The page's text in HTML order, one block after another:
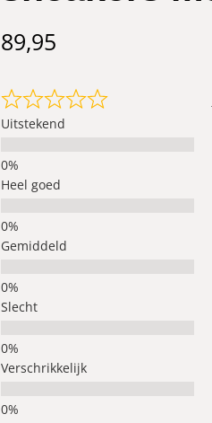
89,95
Uitstekend
Heel goed
Gemiddeld
Slecht
Verschrikkelijk